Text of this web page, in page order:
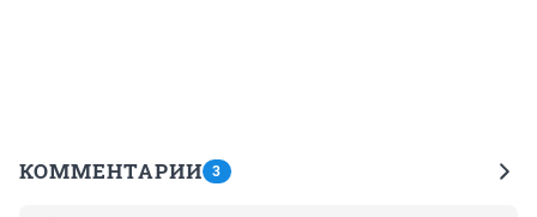
КОММЕНТАРИИ 3